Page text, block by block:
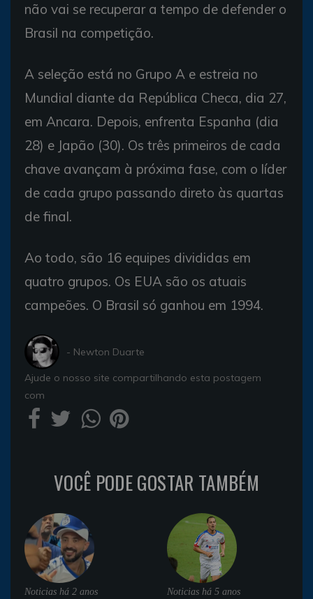
não vai se recuperar a tempo de defender o
Brasil na competição.
A seleção está no Grupo A e estreia no
Mundial diante da República Checa, dia 27,
em Ancara. Depois, enfrenta Espanha (dia
28) e Japão (30). Os três primeiros de cada
chave avançam à próxima fase, com o líder
de cada grupo passando direto às quartas
de final.
Ao todo, são 16 equipes divididas em
quatro grupos. Os EUA são os atuais
campeões. O Brasil só ganhou em 1994.
- Newton Duarte
Ajude o nosso site compartilhando esta postagem
com
VOCÊ PODE GOSTAR TAMBÉM
Noticias há 2 anos Noticias há 5 anos